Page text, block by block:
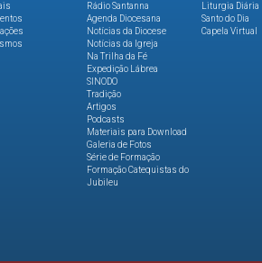
Rádio Santanna
Agenda Diocesana
Notícias da Diocese
Notícias da Igreja
Na Trilha da Fé
Expedição Lábrea
SINODO
Tradição
Artigos
Podcasts
Materiais para Download
Galeria de Fotos
Série de Formação
Formação Catequistas do
Jubileu
Liturgia Diária
Santo do Dia
Capela Virtual